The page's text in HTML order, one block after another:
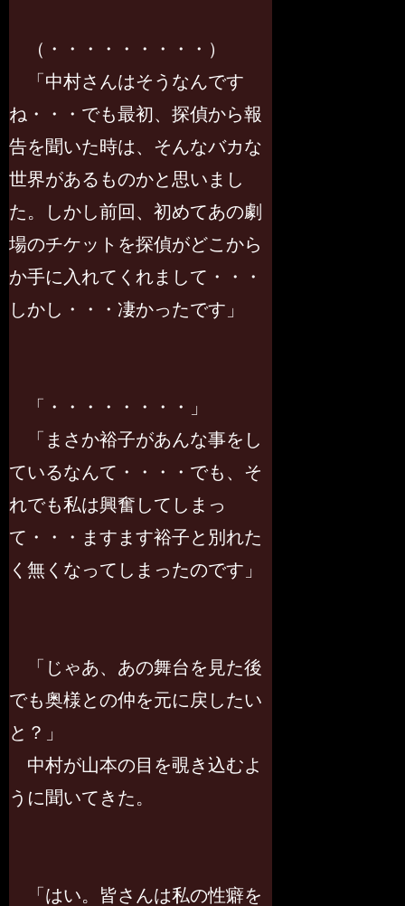
（・・・・・・・・・）
「中村さんはそうなんです
ね・・・でも最初、探偵から報
告を聞いた時は、そんなバカな
世界があるものかと思いまし
た。しかし前回、初めてあの劇
場のチケットを探偵がどこから
か手に入れてくれまして・・・
しかし・・・凄かったです」
「・・・・・・・・」
「まさか裕子があんな事をし
ているなんて・・・・でも、そ
れでも私は興奮してしまっ
て・・・ますます裕子と別れた
く無くなってしまったのです」
「じゃあ、あの舞台を見た後
でも奥様との仲を元に戻したい
と？」
中村が山本の目を覗き込むよ
うに聞いてきた。
「はい。皆さんは私の性癖を